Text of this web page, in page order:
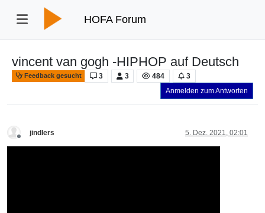
HOFA Forum
vincent van gogh -HIPHOP auf Deutsch
Feedback gesucht 3 3 484
3
Anmelden zum Antworten
jindlers 5. Dez. 2021, 02:01